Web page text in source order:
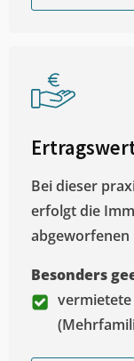
Bei dieser
erfolgt die
Besonders